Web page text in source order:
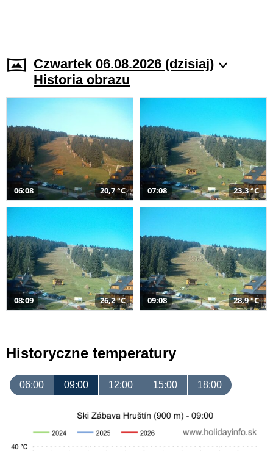
Czwartek 06.08.2026 (dzisiaj)
Historia obrazu
06:08 20,7 °C 07:08 23,3 °C
08:09 26,2 °C 09:08 28,9 °C
Historyczne temperatury
06:00 09:00 12:00 15:00 18:00